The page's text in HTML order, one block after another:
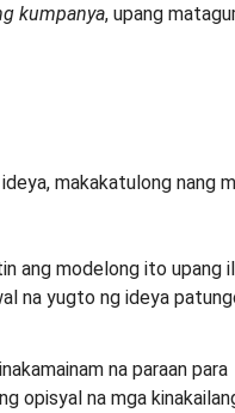
kumpanya, upang
makakatulong nang
ang modelong ito upang
na yugto ng ideya
na paraan para
opisyal na mga